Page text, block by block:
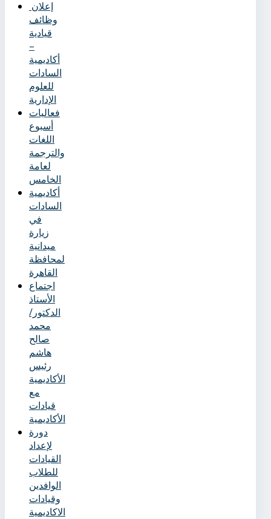
وظائف
قيادية
–
أكاديمية
السادات
للعلوم
الإدارية
فعاليات
أسبوع
اللغات
والترجمة
لعامة
الخامس
أكاديمية
السادات
في
زيارة
ميدانية
لمحافظة
القاهرة
اجتماع
الأستاذ
الدكتور/
محمد
صالح
هاشم
رئيس
الأكاديمية
مع
قيادات
الأكاديمية
دورة
لإعداد
القيادات
للطلاب
الوافدين
وقيادات
الاكاديمية